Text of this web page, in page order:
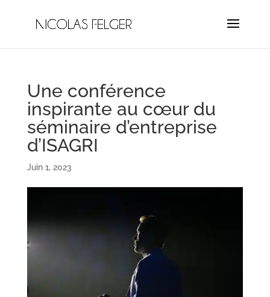
Une conférence
inspirante au cœur du
séminaire d’entreprise
d’ISAGRI
Juin 1, 2023